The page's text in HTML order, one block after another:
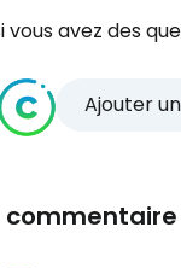
vous avez des
Ajouter
commentaire